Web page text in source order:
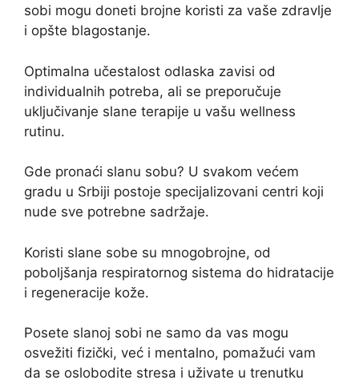
sobi mogu doneti brojne koristi za vaše zdravlje
i opšte blagostanje.
Optimalna učestalost odlaska zavisi od
individualnih potreba, ali se preporučuje
uključivanje slane terapije u vašu wellness
rutinu.
Gde pronaći slanu sobu? U svakom većem
gradu u Srbiji postoje specijalizovani centri koji
nude sve potrebne sadržaje.
Koristi slane sobe su mnogobrojne, od
poboljšanja respiratornog sistema do hidratacije
i regeneracije kože.
Posete slanoj sobi ne samo da vas mogu
osvežiti fizički, već i mentalno, pomažući vam
da se oslobodite stresa i uživate u trenutku